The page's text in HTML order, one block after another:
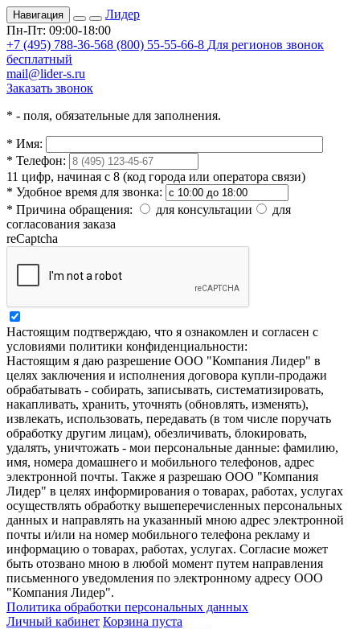
Навигация
Лидер
Пн-Пт: 09:00-18:00
+7 (495) 788-36-568 (800) 55-55-66-8 Для регионов звонок
бесплатный
mail@lider-s.ru
Заказать звонок
* - поля, обязательные для заполнения.
* Имя:
* Телефон:
11 цифр, начиная с 8 (код города или оператора связи)
* Удобное время для звонка:
* Причина обращения: для консультации
для
согласования заказа
reCaptcha
Настоящим подтверждаю, что я ознакомлен и согласен с
условиями политики конфиденциальности:
Настоящим я даю разрешение ООО "Компания Лидер" в
целях заключения и исполнения договора купли-продажи
обрабатывать - собирать, записывать, систематизировать,
накапливать, хранить, уточнять (обновлять, изменять),
извлекать, использовать, передавать (в том числе поручать
обработку другим лицам), обезличивать, блокировать,
удалять, уничтожать - мои персональные данные: фамилию,
имя, номера домашнего и мобильного телефонов, адрес
электронной почты. Также я разрешаю ООО "Компания
Лидер" в целях информирования о товарах, работах, услугах
осуществлять обработку вышеперечисленных персональных
данных и направлять на указанный мною адрес электронной
почты и/или на номер мобильного телефона рекламу и
информацию о товарах, работах, услугах. Согласие может
быть отозвано мною в любой момент путем направления
письменного уведомления по электронному адресу ООО
"Компания Лидер".
Политика обработки персональных данных
Личный кабинет Корзина пуста